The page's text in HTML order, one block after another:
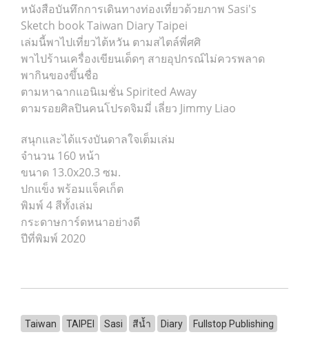
หนังสือบันทึกการเดินทางท่องเที่ยวด้วยภาพ Sasi's
Sketch book Taiwan Diary Taipei
เล่มนี้พาไปเที่ยวไต้หวัน ตามสไตล์พี่ศศิ
พาไปร้านเครื่องเขียนเด็ดๆ สายอุปกรณ์ไม่ควรพลาด
พากินของขึ้นชื่อ
ตามหาฉากแอนิเมชั่น Spirited Away
ตามรอยศิลปินคนโปรดจิมมี่ เลี่ยว Jimmy Liao
สนุกและได้แรงบันดาลใจเต็มเล่ม
จำนวน 160 หน้า
ขนาด 13.0x20.3 ซม.
ปกแข็ง พร้อมแจ็คเก็ต
พิมพ์ 4 สีทั้งเล่ม
กระดาษการ์ดหนาอย่างดี
ปีที่พิมพ์ 2020
Taiwan TAIPEI Sasi สีน้ำ Diary Fullstop Publishing